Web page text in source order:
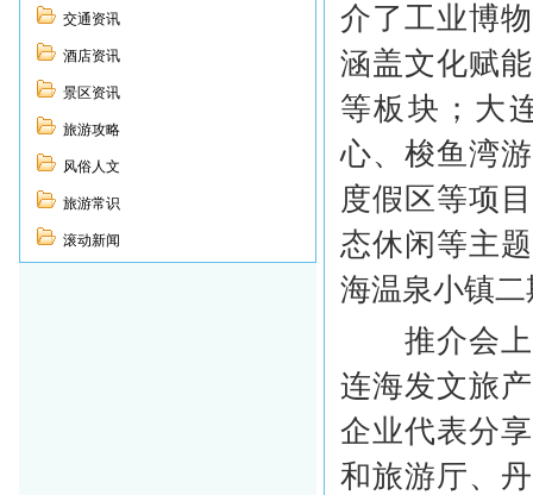
交通资讯
酒店资讯
景区资讯
旅游攻略
风俗人文
旅游常识
滚动新闻
介了工业博
涵盖文化赋
等板块；大
心、梭鱼湾
度假区等项
态休闲等主
海温泉小镇
推介会上
连海发文旅
企业代表分
和旅游厅、